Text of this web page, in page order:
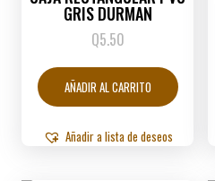
GRIS DURMAN
Q5.50
AÑADIR AL CARRITO
Añadir a lista de deseos